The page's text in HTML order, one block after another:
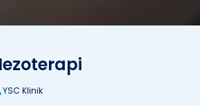
YSC Klinik